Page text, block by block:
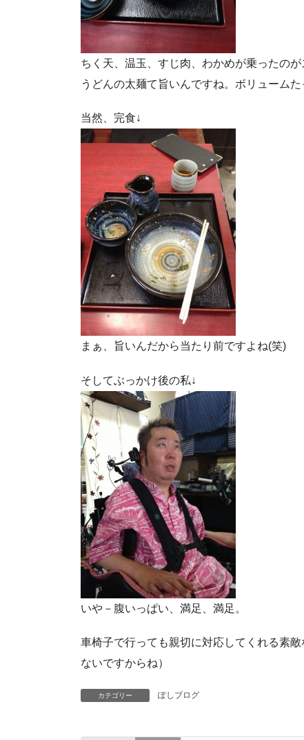
ちく天、温玉、すじ肉、わかめが乗ったの
うどんの太麺て旨いんですね。ボリュームた
当然、完食↓
まぁ、旨いんだから当たり前ですよね(笑)
そしてぶっかけ後の私↓
いや－腹いっぱい、満足、満足。
車椅子で行っても親切に対応してくれる素
ないですからね）
カテゴリー ぽしブログ